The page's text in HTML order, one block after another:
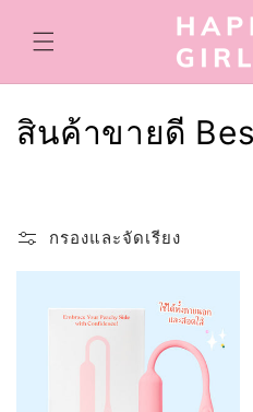
เนื้อหา
ค
สินค้าขายดี
กรองและจัดเรียง